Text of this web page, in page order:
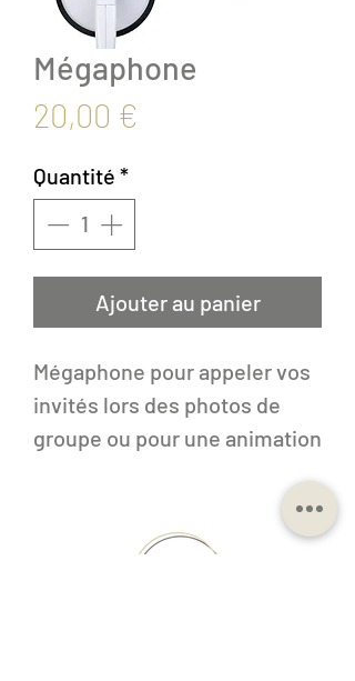
Mégaphone
20,00 €
Quantité *
Ajouter au panier
Mégaphone pour appeler vos
invités lors des photos de
groupe ou pour une animation